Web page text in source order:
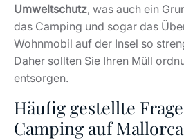
Umweltschutz, was auch ein
das Camping und sogar das
Wohnmobil auf der Insel so
Daher sollten Sie Ihren Müll
entsorgen.
Häufig gestellte
Camping auf Mallorca